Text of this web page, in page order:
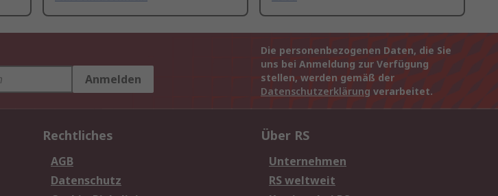
Anmelden
Die personenbezogenen Daten, die Sie
uns bei Anmeldung zur Verfügung
stellen, werden gemäß der
Datenschutzerklärung verarbeitet.
Rechtliches
AGB
Datenschutz
Über RS
Unternehmen
RS weltweit